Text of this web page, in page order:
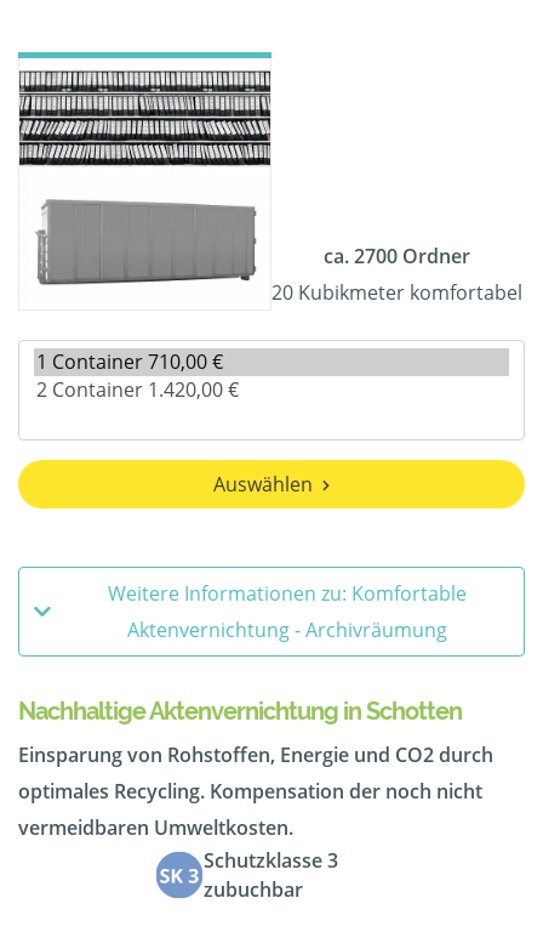
ca. 2700 Ordner
20 Kubikmeter komfortabel
Auswählen
Weitere Informationen zu: Komfortable
Aktenvernichtung - Archivräumung
Nachhaltige Aktenvernichtung in Schotten
Einsparung von Rohstoffen, Energie und CO2 durch
optimales Recycling. Kompensation der noch nicht
vermeidbaren Umweltkosten.
Schutzklasse 3
zubuchbar